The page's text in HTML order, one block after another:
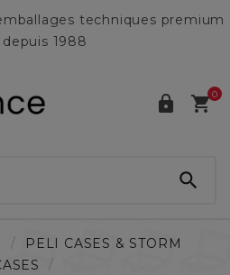
techniques premium
depuis 1988
 0

PELI CASES & STORM